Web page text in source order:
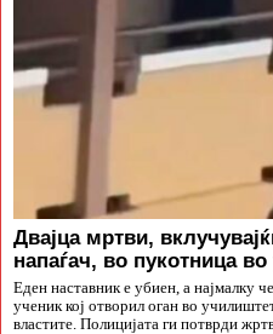
Двајца мртви,
напаѓач, во пукотница
Еден наставник е убиен, а најмалку
ученик кој отворил оган во
властите. Полицијата ги потврди